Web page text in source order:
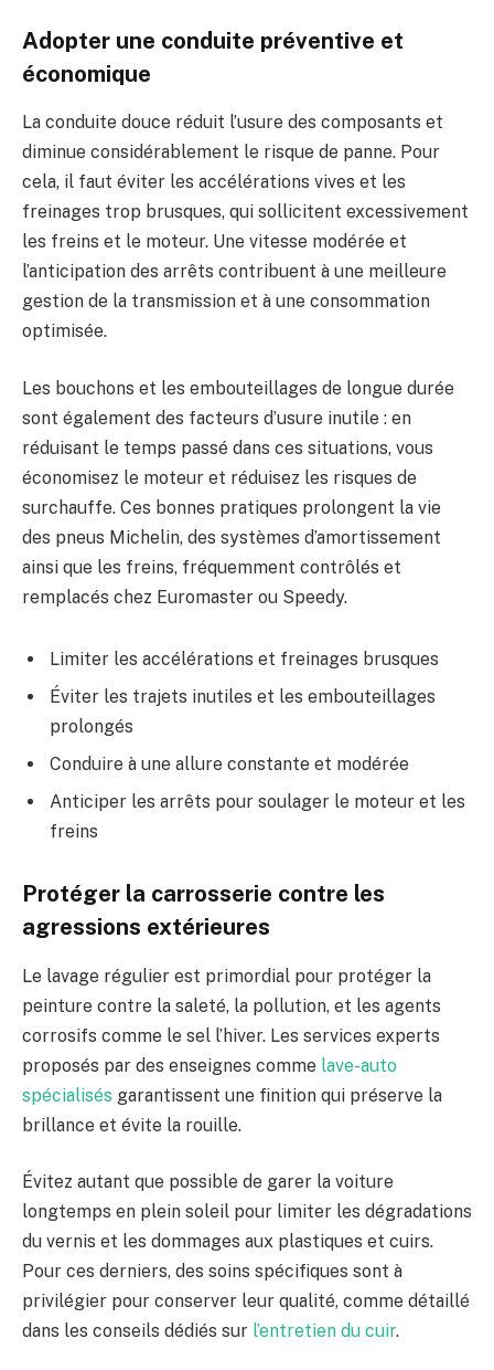
Adopter une conduite préventive et
économique
La conduite douce réduit l’usure des composants et
diminue considérablement le risque de panne. Pour
cela, il faut éviter les accélérations vives et les
freinages trop brusques, qui sollicitent excessivement
les freins et le moteur. Une vitesse modérée et
l’anticipation des arrêts contribuent à une meilleure
gestion de la transmission et à une consommation
optimisée.
Les bouchons et les embouteillages de longue durée
sont également des facteurs d’usure inutile : en
réduisant le temps passé dans ces situations, vous
économisez le moteur et réduisez les risques de
surchauffe. Ces bonnes pratiques prolongent la vie
des pneus Michelin, des systèmes d’amortissement
ainsi que les freins, fréquemment contrôlés et
remplacés chez Euromaster ou Speedy.
Limiter les accélérations et freinages brusques
Éviter les trajets inutiles et les embouteillages
prolongés
Conduire à une allure constante et modérée
Anticiper les arrêts pour soulager le moteur et les
freins
Protéger la carrosserie contre les
agressions extérieures
Le lavage régulier est primordial pour protéger la
peinture contre la saleté, la pollution, et les agents
corrosifs comme le sel l’hiver. Les services experts
proposés par des enseignes comme lave-auto
spécialisés garantissent une finition qui préserve la
brillance et évite la rouille.
Évitez autant que possible de garer la voiture
longtemps en plein soleil pour limiter les dégradations
du vernis et les dommages aux plastiques et cuirs.
Pour ces derniers, des soins spécifiques sont à
privilégier pour conserver leur qualité, comme détaillé
dans les conseils dédiés sur l’entretien du cuir.